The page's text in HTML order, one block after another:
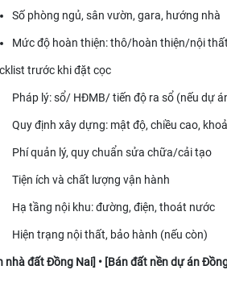
Số phòng ngủ, sân vườn, gara, hướng nhà
Mức độ hoàn thiện: thô/hoàn thiện/nội thất
trước khi đặt cọc
Pháp lý: sổ/ HĐMB/ tiến độ ra sổ (nếu dự
Quy định xây dựng: mật độ, chiều cao,
Phí quản lý, quy chuẩn sửa chữa/cải tạo
Tiện ích và chất lượng vận hành
Hạ tầng nội khu: đường, điện, thoát nước
Hiện trạng nội thất, bảo hành (nếu còn)
nhà đất Đồng Nai] • [Bán đất nền dự án